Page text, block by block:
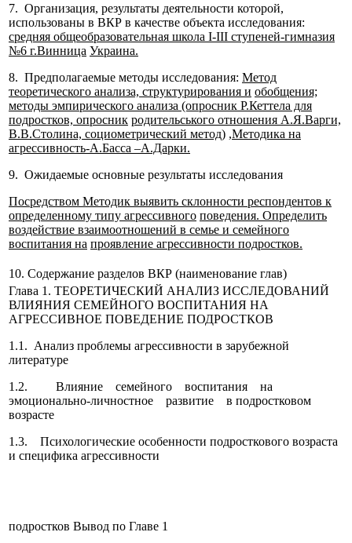
7. Организация, результаты деятельности которой,
использованы в ВКР в качестве объекта исследования:
средняя общеобразовательная школа I-III ступеней-гимназия
№6 г.Винница Украина.
8. Предполагаемые методы исследования: Метод
теоретического анализа, структурирования и обобщения;
методы эмпирического анализа (опросник Р.Кеттела для
подростков, опросник родительського отношения А.Я.Варги,
В.В.Столина, социометрический метод) ,Методика на
агрессивность-А.Басса –А.Дарки.
9. Ожидаемые основные результаты исследования
Посредством Методик выявить склонности респондентов к
определенному типу агрессивного поведения. Определить
воздействие взаимоотношений в семье и семейного
воспитания на проявление агрессивности подростков.
10. Содержание разделов ВКР (наименование глав)
Глава 1. ТЕОРЕТИЧЕСКИЙ АНАЛИЗ ИССЛЕДОВАНИЙ
ВЛИЯНИЯ СЕМЕЙНОГО ВОСПИТАНИЯ НА
АГРЕССИВНОЕ ПОВЕДЕНИЕ ПОДРОСТКОВ
1.1. Анализ проблемы агрессивности в зарубежной
литературе
1.2. Влияние семейного воспитания на
эмоционально-личностное развитие в подростковом
возрасте
1.3. Психологические особенности подросткового возраста
и специфика агрессивности
подростков Вывод по Главе 1